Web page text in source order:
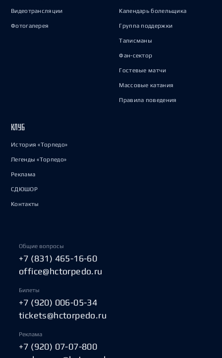
Видеотрансляции
Фотогалерея
Календарь болельщика
Группа поддержки
Талисманы
Фан-сектор
Гостевые матчи
Массовые катания
Правила поведения
КЛУБ
История «Торпедо»
Легенды «Торпедо»
Реклама
СДЮШОР
Контакты
Общие вопросы
+7 (831) 465-16-60
office@hctorpedo.ru
Билеты
+7 (920) 006-05-34
tickets@hctorpedo.ru
Реклама
+7 (920) 07-07-800